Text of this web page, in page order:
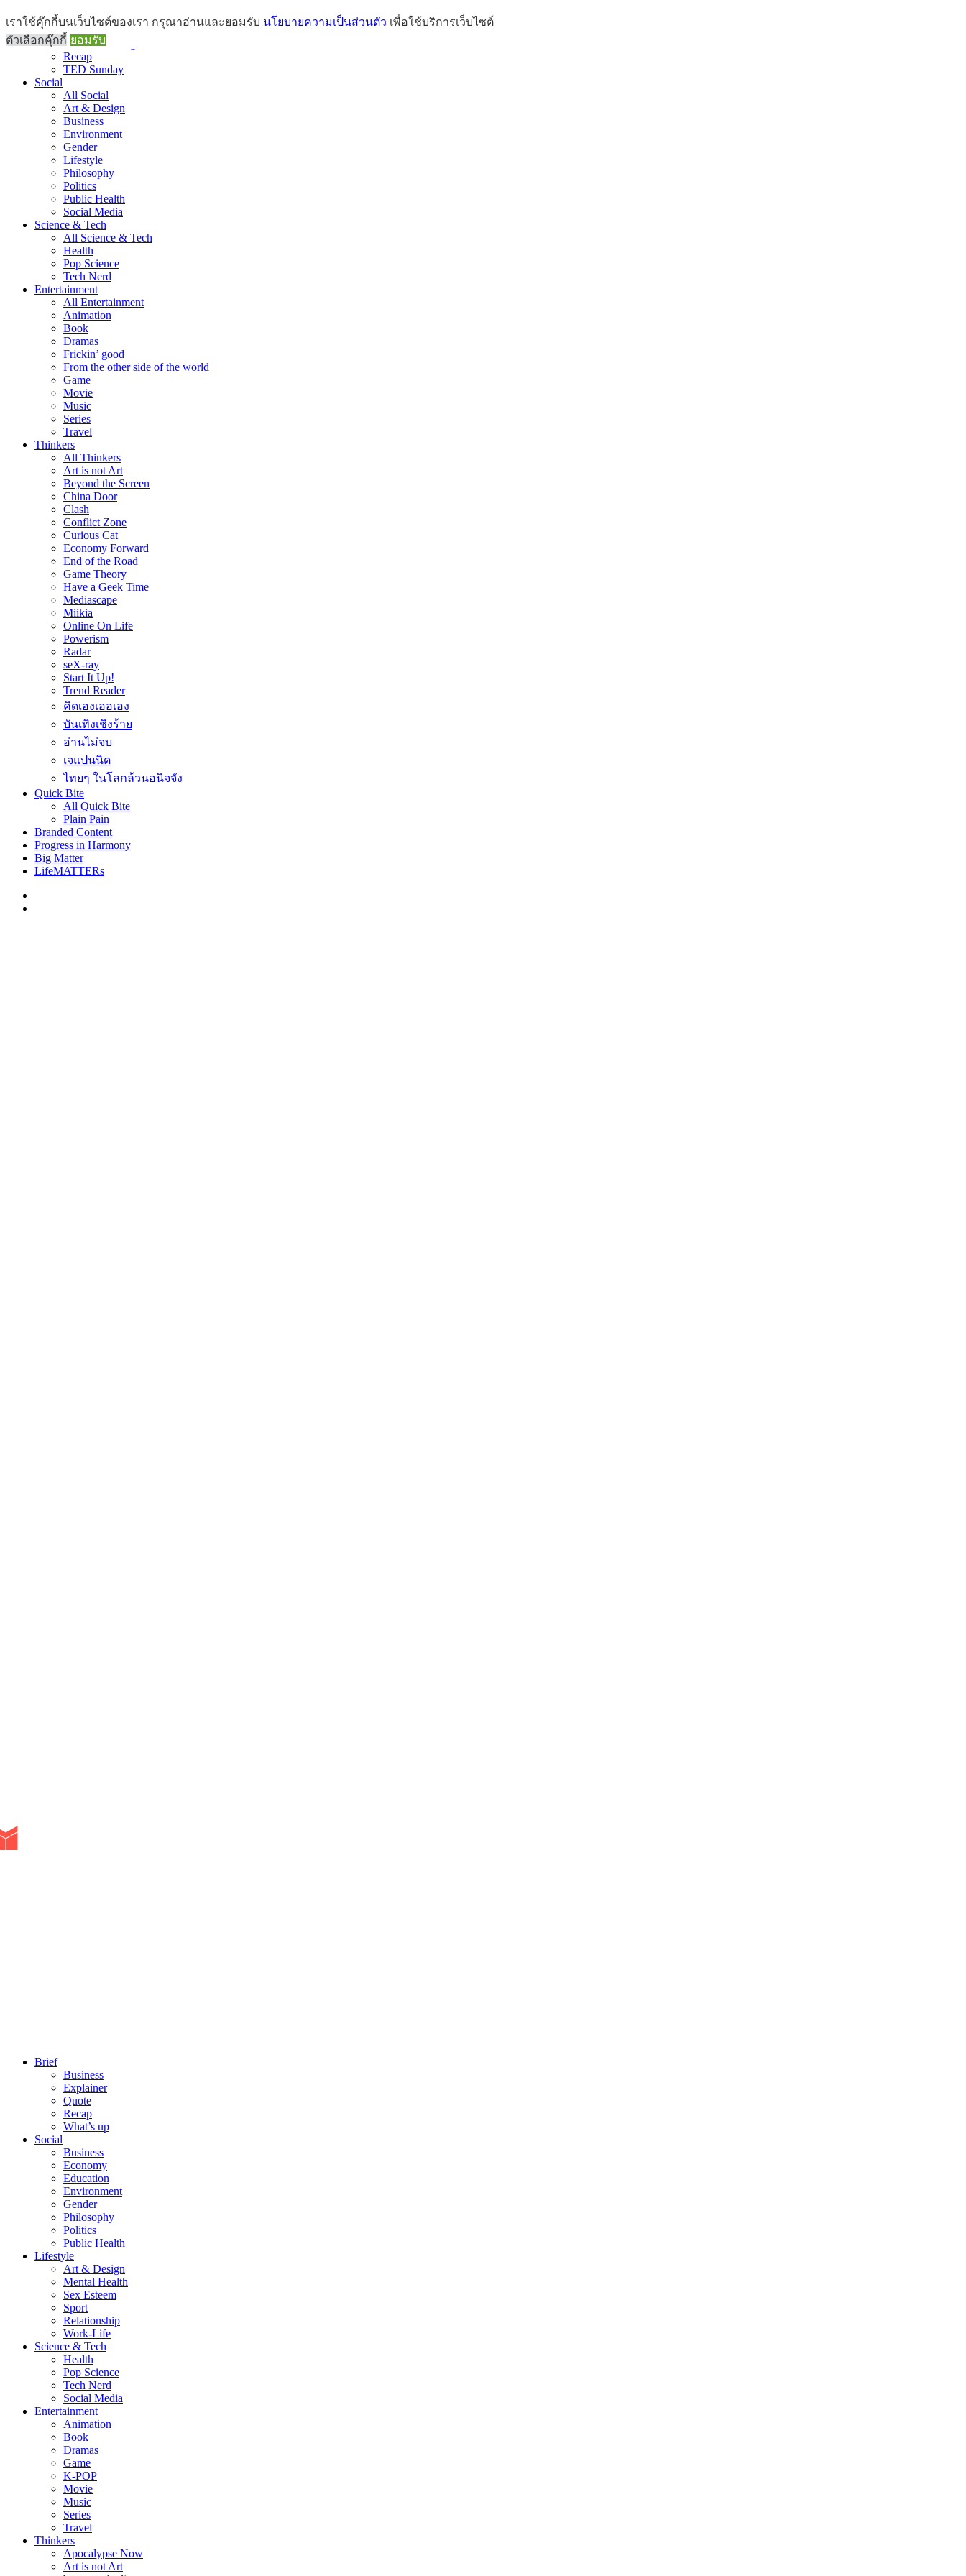
Brief
All Brief
Goods Morning
Recap
TED Sunday
Social
All Social
Art & Design
Business
Environment
Gender
Lifestyle
Philosophy
Politics
Public Health
Social Media
Science & Tech
All Science & Tech
Health
Pop Science
Tech Nerd
Entertainment
All Entertainment
Animation
Book
Dramas
Frickin’ good
From the other side of the world
Game
Movie
Music
Series
Travel
Thinkers
All Thinkers
Art is not Art
Beyond the Screen
China Door
Clash
Conflict Zone
Curious Cat
Economy Forward
End of the Road
Game Theory
Have a Geek Time
Mediascape
Miikia
Online On Life
Powerism
Radar
seX-ray
Start It Up!
Trend Reader
คิดเองเออเอง
บันเทิงเชิงร้าย
อ่านไม่จบ
เจแปนนิด
ไทยๆ ในโลกล้วนอนิจจัง
Quick Bite
All Quick Bite
Plain Pain
Branded Content
Progress in Harmony
Big Matter
LifeMATTERs
Brief
Business
Explainer
Quote
Recap
What’s up
Social
Business
Economy
Education
Environment
Gender
Philosophy
Politics
Public Health
Lifestyle
Art & Design
Mental Health
Sex Esteem
Sport
Relationship
Work-Life
Science & Tech
Health
Pop Science
Tech Nerd
Social Media
Entertainment
Animation
Book
Dramas
Game
K-POP
Movie
Music
Series
Travel
Thinkers
Apocalypse Now
Art is not Art
เราใช้คุ๊กกี้บนเว็บไซต์ของเรา กรุณาอ่านและยอมรับ นโยบายความเป็นส่วนตัว เพื่อใช้บริการเว็บไซต์
ตัวเลือกคุ๊กกี้ ยอมรับ